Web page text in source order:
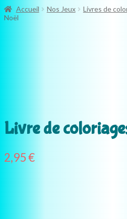
Accueil Nos Jeux Livres de
Noël
Livre de
2,95€